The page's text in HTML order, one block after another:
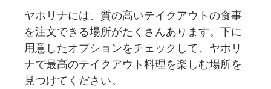
ヤホリナには、質の高いテイクアウトの食事
を注文できる場所がたくさんあります。下に
用意したオプションをチェックして、ヤホリ
ナで最高のテイクアウト料理を楽しむ場所を
見つけてください。